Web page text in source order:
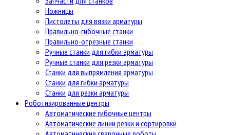
Ножницы
Пистолеты для вязки арматуры
Правильно-гибочные станки
Правильно-отрезные станки
Ручные станки для гибки арматуры
Ручные станки для резки арматуры
Станки для выпрямления арматуры
Станки для гибки арматуры
Станки для резки арматуры
Роботизированные центры
Автоматические гибочные центры
Автоматические линии резки и сортировки